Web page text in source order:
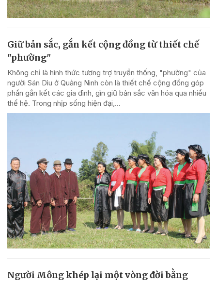
Giữ bản sắc, gắn kết cộng đồng từ thiết chế
"phường"
Không chỉ là hình thức tương trợ truyền thống, "phường" của
người Sán Dìu ở Quảng Ninh còn là thiết chế cộng đồng góp
phần gắn kết các gia đình, gìn giữ bản sắc văn hóa qua nhiều
thế hệ. Trong nhịp sống hiện đại,...
Người Mông khép lại một vòng đời bằng